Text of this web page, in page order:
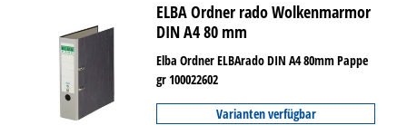
ELBA Ordner rado Wolkenmarmor
DIN A4 80 mm
Elba Ordner ELBArado DIN A4 80mm Pappe
gr 100022602
Varianten verfügbar